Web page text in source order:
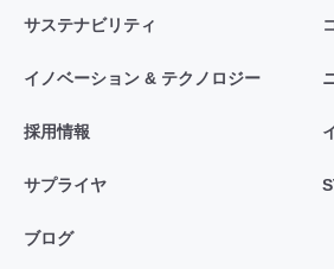
サステナビリティ
イノベーション & テクノロジー
採用情報
サプライヤ
ブログ